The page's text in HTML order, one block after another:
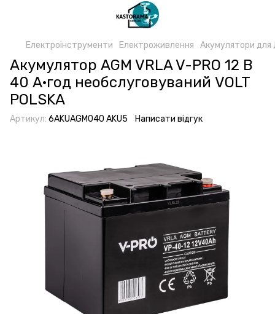
Електроінструменти Електроживлення Акумулятори
Акумулятор AGM VRLA V-PRO 12 В
40 А·год необслуговуваний VOLT
POLSKA
Артикул: 6AKUAGM040 AKU5 Написати відгук